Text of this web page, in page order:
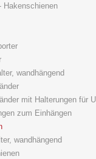
Hakenschienen
wandhängend
mit Halterungen für
zum Einhängen
wandhängend